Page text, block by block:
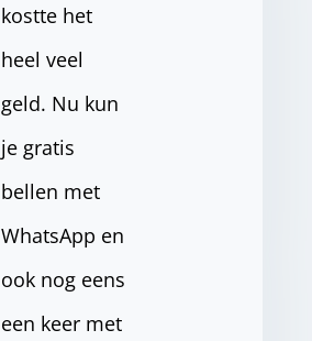
kostte het
heel veel
geld. Nu kun
je gratis
bellen met
WhatsApp en
ook nog eens
een keer met